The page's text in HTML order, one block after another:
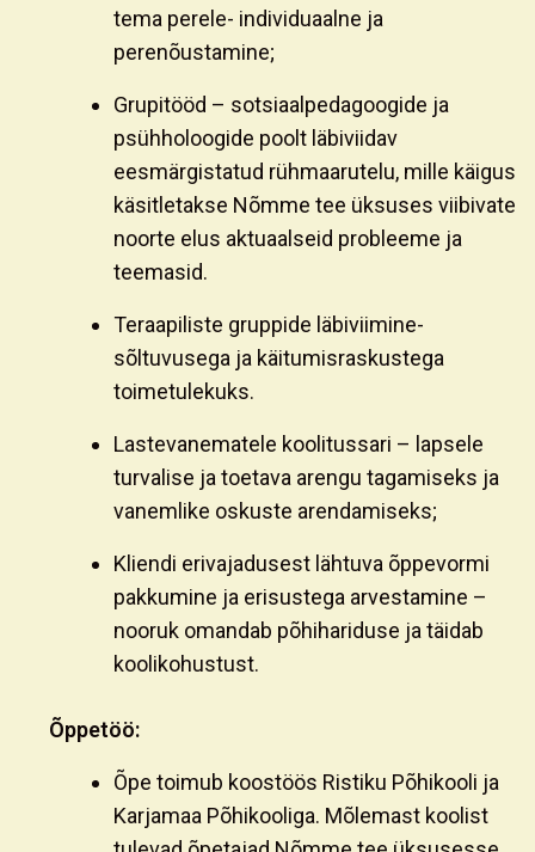
tema perele- individuaalne ja
perenõustamine;
Grupitööd – sotsiaalpedagoogide ja
psühholoogide poolt läbiviidav
eesmärgistatud rühmaarutelu, mille käigus
käsitletakse Nõmme tee üksuses viibivate
noorte elus aktuaalseid probleeme ja
teemasid.
Teraapiliste gruppide läbiviimine-
sõltuvusega ja käitumisraskustega
toimetulekuks.
Lastevanematele koolitussari – lapsele
turvalise ja toetava arengu tagamiseks ja
vanemlike oskuste arendamiseks;
Kliendi erivajadusest lähtuva õppevormi
pakkumine ja erisustega arvestamine –
nooruk omandab põhihariduse ja täidab
koolikohustust.
Õppetöö:
Õpe toimub koostöös Ristiku Põhikooli ja
Karjamaa Põhikooliga. Mõlemast koolist